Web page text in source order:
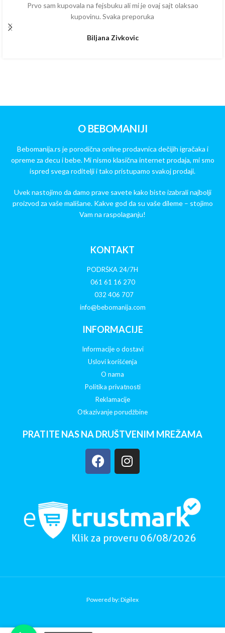
Prvo sam kupovala na fejsbuku ali mi je ovaj sajt olaksao
kupovinu. Svaka preporuka
Biljana Zivkovic
O BEBOMANIJI
Bebomanija.rs je porodična online prodavnica dečijih igračaka i
opreme za decu i bebe. Mi nismo klasična internet prodaja, mi smo
ispred svega roditelji i tako pristupamo svakoj prodaji.
Uvek nastojimo da damo prave savete kako biste izabrali najbolji
proizvod za vaše mališane. Kakve god da su vaše dileme – stojimo
Vam na raspolaganju!
KONTAKT
PODRŠKA 24/7H
061 61 16 270
032 406 707
info@bebomanija.com
INFORMACIJE
Informacije o dostavi
Uslovi korišćenja
O nama
Politika privatnosti
Reklamacije
Otkazivanje porudžbine
PRATITE NAS NA DRUŠTVENIM MREŽAMA
Powered by: Digilex